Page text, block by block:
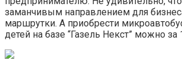
заманчивым направлением для
маршрутки. А приобрести
детей на базе “Газель Некст” можно за